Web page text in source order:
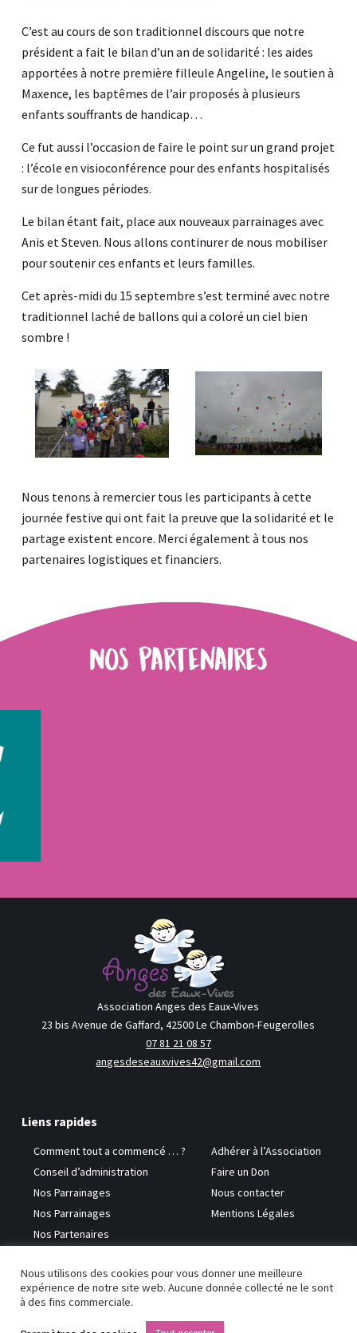
C’est au cours de son traditionnel discours que notre
président a fait le bilan d’un an de solidarité : les aides
apportées à notre première filleule Angeline, le soutien à
Maxence, les baptêmes de l’air proposés à plusieurs
enfants souffrants de handicap…
Ce fut aussi l’occasion de faire le point sur un grand projet
: l’école en visioconférence pour des enfants hospitalisés
sur de longues périodes.
Le bilan étant fait, place aux nouveaux parrainages avec
Anis et Steven. Nous allons continurer de nous mobiliser
pour soutenir ces enfants et leurs familles.
Cet après-midi du 15 septembre s’est terminé avec notre
traditionnel laché de ballons qui a coloré un ciel bien
sombre !
Nous tenons à remercier tous les participants à cette
journée festive qui ont fait la preuve que la solidarité et le
partage existent encore. Merci également à tous nos
partenaires logistiques et financiers.
Nos partenaires
Association Anges des Eaux-Vives
23 bis Avenue de Gaffard, 42500 Le Chambon-Feugerolles
07 81 21 08 57
angesdeseauxvives42@gmail.com
Liens rapides
Comment tout a commencé … ?
Conseil d’administration
Nos Parrainages
Nos Parrainages
Nos Partenaires
Adhérer à l’Association
Faire un Don
Nous contacter
Mentions Légales
Copyright © 2026 Anges des Eaux-Vives
Nous utilisons des cookies pour vous donner une meilleure
expérience de notre site web. Aucune donnée collecté ne le sont
à des fins commerciale.